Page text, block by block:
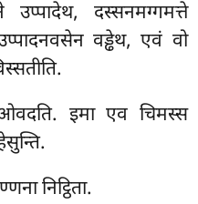
उप्पादेथ, दस्सनमग्गमत्ते
वड्ढेथ, एवं वो
इमा एव चिमस्स
निट्ठिता.